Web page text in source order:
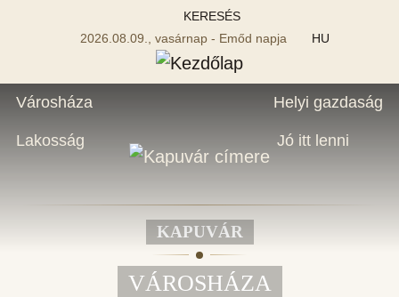
KERESÉS
2026.08.09., vasárnap - Emőd napja
HU
Városháza
Lakosság
Helyi gazdaság
Jó itt lenni
KAPUVÁR
VÁROSHÁZA